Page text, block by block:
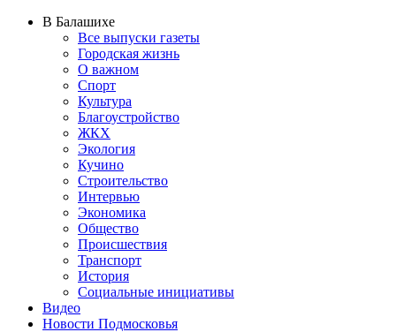
В Балашихе
Все выпуски газеты
Городская жизнь
О важном
Спорт
Культура
Благоустройство
ЖКХ
Экология
Кучино
Строительство
Интервью
Экономика
Общество
Происшествия
Транспорт
История
Социальные инициативы
Видео
Новости Подмосковья